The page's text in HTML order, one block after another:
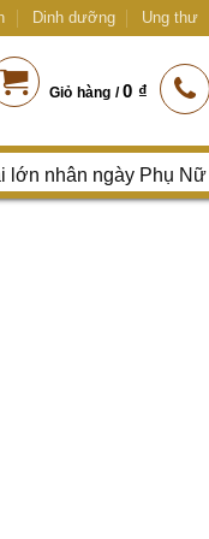
Dinh dưỡng Ung thư
Giỏ hàng /0 ₫
nhân ngày Phụ Nữ